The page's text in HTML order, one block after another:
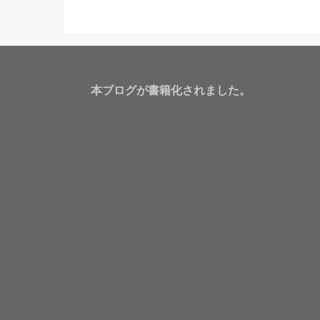
本ブログが書籍化されました。